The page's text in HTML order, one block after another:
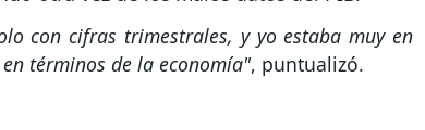
con cifras trimestrales, y yo estaba muy en
términos de la economía", puntualizó.